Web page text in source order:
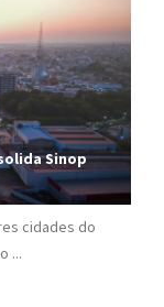
Sinop
cidades do
...